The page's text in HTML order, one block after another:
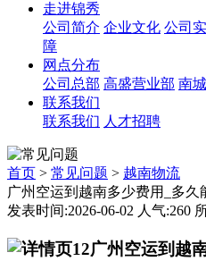
走进锦秀
公司简介 企业文化 公司
障
网点分布
公司总部 高盛营业部 南
联系我们
联系我们 人才招聘
首页 > 常见问题 > 越南物流
广州空运到越南多少费用_多久
发表时间:2026-06-02 人气:260
广州空运到越